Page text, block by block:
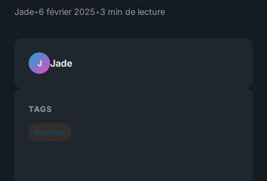
Jade•6 février 2025•3 min de lecture
J Jade
TAGS
Business